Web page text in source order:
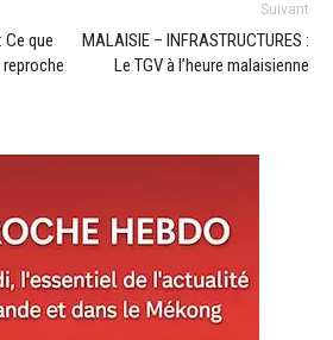
Ce que
Suivant
MALAISIE – INFRASTRUCTURES :
Le TGV à l’heure malaisienne